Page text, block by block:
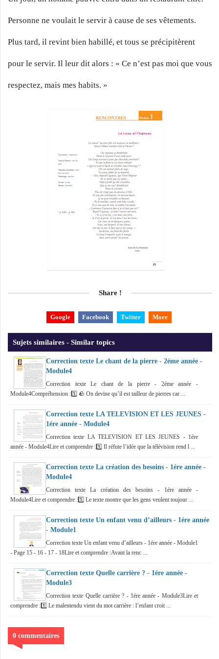
Personne ne voulait le servir à cause de ses vêtements.
Plus tard, il revint bien habillé, et tous se précipitèrent
pour le servir. Il leur dit alors : « Ce n’est pas moi que vous
respectez, mais mes habits. »
Share !
Google Facebook Twitter More
Sujets similaires - Similar topics
Correction texte Le chant de la pierre - 2éme année -
Module4
Correction texte Le chant de la pierre - 2éme année -
Module4Compréhension :1️⃣ 🪨 On devine qu’il est tailleur de pierres car ...
Correction texte LA TELEVISION ET LES JEUNES -
1ére année - Module4
Correction texte LA TELEVISION ET LES JEUNES - 1ére
année - Module4Lire et comprendre :1️⃣ Il réfute l’idée que la télévision rend l ...
Correction texte La création des besoins - 1ére année -
Module4
Correction texte La création des besoins - 1ére année -
Module4Lire et comprendre :1️⃣ Le texte montre que les gens veulent toujour ...
Correction texte Un enfant venu d’ailleurs - 1ére année
- Module1
Correction texte Un enfant venu d’ailleurs - 1ére année - Module1
- Page 15 - 16 - 17 - 18Lire et comprendre :Avant la renc ...
Correction texte Quelle carrière ? - 1ére année -
Module3
Correction texte Quelle carrière ? - 1ére année - Module3Lire et
comprendre :1️⃣ Le malentendu vient du mot carrière : l’enfant croit ...
0 commentaires